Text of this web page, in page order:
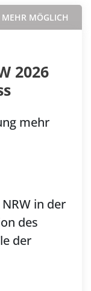
MÖGLICH
2026
mehr
in der
des
der